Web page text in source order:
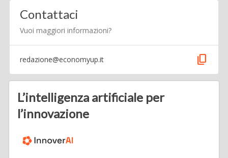
Contattaci
Vuoi maggiori informazioni?
redazione@economyup.it content_copy
L’intelligenza artificiale per
l’innovazione